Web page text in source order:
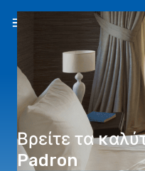
Βρείτε τα
Padron